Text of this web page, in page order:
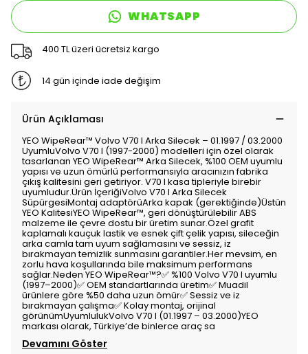
WHATSAPP
400 TL üzeri ücretsiz kargo
14 gün içinde iade değişim
Ürün Açıklaması
YEO WipeRear™️ Volvo V70 I Arka Silecek – 01.1997 / 03.2000
UyumluVolvo V70 I (1997-2000) modelleri için özel olarak
tasarlanan YEO WipeRear™️ Arka Silecek, %100 OEM uyumlu
yapısı ve uzun ömürlü performansıyla aracınızın fabrika
çıkış kalitesini geri getiriyor. V70 I kasa tipleriyle birebir
uyumludur.Ürün İçeriğiVolvo V70 I Arka Silecek
SüpürgesiMontaj adaptörüArka kapak (gerektiğinde)Üstün
YEO KalitesiYEO WipeRear™️, geri dönüştürülebilir ABS
malzeme ile çevre dostu bir üretim sunar.Özel grafit
kaplamalı kauçuk lastik ve esnek çift çelik yapısı, sileceğin
arka camla tam uyum sağlamasını ve sessiz, iz
bırakmayan temizlik sunmasını garantiler.Her mevsim, en
zorlu hava koşullarında bile maksimum performans
sağlar.Neden YEO WipeRear™️?✅ %100 Volvo V70 I uyumlu
(1997–2000)✅ OEM standartlarında üretim✅ Muadil
ürünlere göre %50 daha uzun ömür✅ Sessiz ve iz
bırakmayan çalışma✅ Kolay montaj, orijinal
görünümUyumlulukVolvo V70 I (01.1997 – 03.2000)YEO
markası olarak, Türkiye’de binlerce araç sa
Devamını Göster